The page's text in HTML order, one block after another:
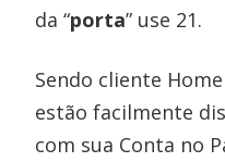
da “porta” use 21.
Sendo cliente
estão facilmente
com sua Conta no